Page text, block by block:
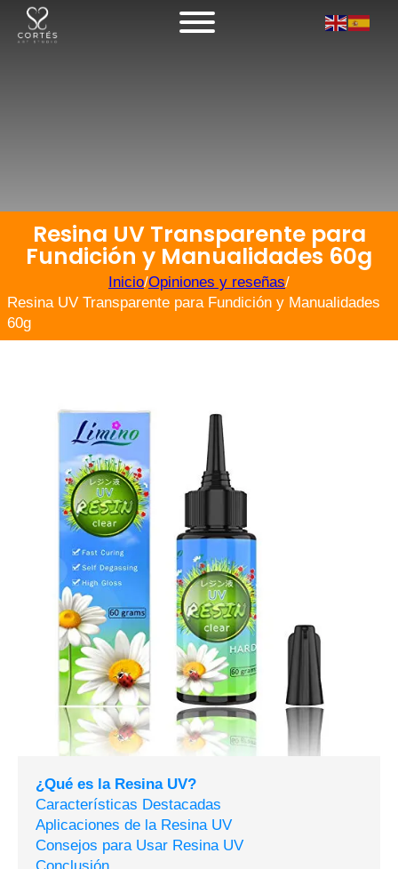
Resina UV Transparente para
Fundición y Manualidades 60g
Inicio/Opiniones y reseñas/
Resina UV Transparente para Fundición y Manualidades
60g
¿Qué es la Resina UV?
Características Destacadas
Aplicaciones de la Resina UV
Consejos para Usar Resina UV